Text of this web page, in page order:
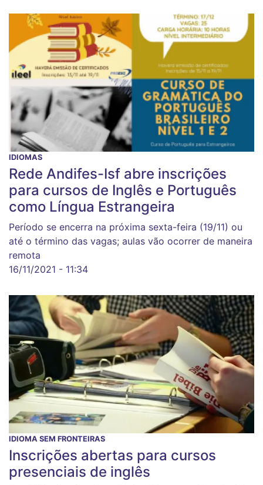
IDIOMAS
Rede Andifes-Isf abre inscrições
para cursos de Inglês e Português
como Língua Estrangeira
Período se encerra na próxima sexta-feira (19/11) ou
até o término das vagas; aulas vão ocorrer de maneira
remota
16/11/2021 - 11:34
IDIOMA SEM FRONTEIRAS
Inscrições abertas para cursos
presenciais de inglês